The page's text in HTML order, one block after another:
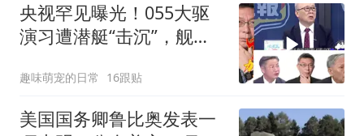
央视罕见曝光！055大驱
演习遭潜艇“击沉”，舰长
趣味萌宠的日常 16跟贴
美国国务卿鲁比奥发表一